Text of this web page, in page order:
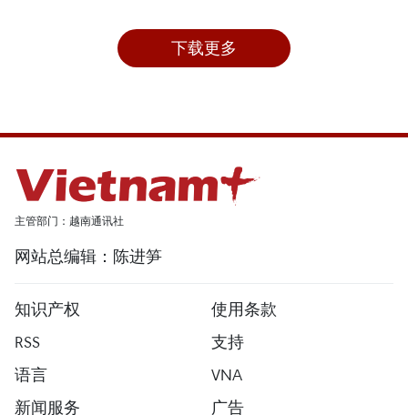
下载更多
主管部门：越南通讯社
网站总编辑：陈进笋
知识产权
使用条款
RSS
支持
语言
VNA
新闻服务
广告